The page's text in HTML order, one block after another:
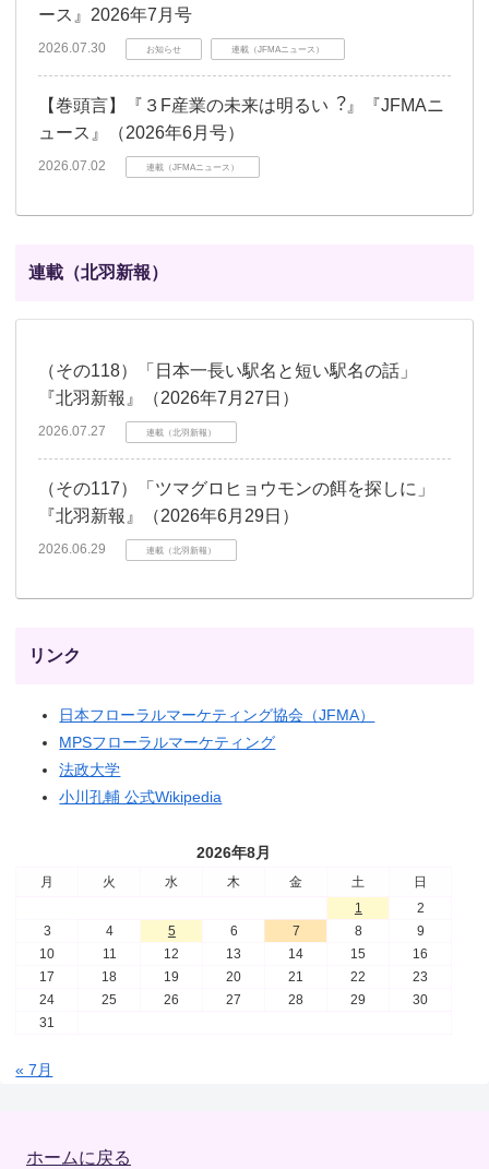
ース』2026年7月号
2026.07.30 お知らせ 連載（JFMAニュース）
【巻頭言】『３F産業の未来は明るい︖』『JFMAニ
ュース』（2026年6月号）
2026.07.02 連載（JFMAニュース）
連載（北羽新報）
（その118）「日本一長い駅名と短い駅名の話」
『北羽新報』（2026年7月27日）
2026.07.27 連載（北羽新報）
（その117）「ツマグロヒョウモンの餌を探しに」
『北羽新報』（2026年6月29日）
2026.06.29 連載（北羽新報）
リンク
日本フローラルマーケティング協会（JFMA）
MPSフローラルマーケティング
法政大学
小川孔輔 公式Wikipedia
2026年8月
月 火 水 木 金 土
日
1
2
3
4 5 6 7 8
9
10
11 12 13 14 15
16
17
18 19 20 21 22
23
24
25 26 27 28 29
30
31
« 7月
ホームに戻る